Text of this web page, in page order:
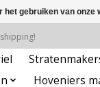
Hoveniers
het gebruiken van